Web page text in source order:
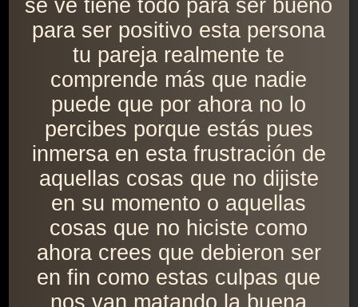
se ve tiene todo para ser bueno
para ser positivo esta persona
tu pareja realmente te
comprende más que nadie
puede que por ahora no lo
percibes porque estás pues
inmersa en esta frustración de
aquellas cosas que no dijiste
en su momento o aquellas
cosas que no hiciste como
ahora crees que debieron ser
en fin como estas culpas que